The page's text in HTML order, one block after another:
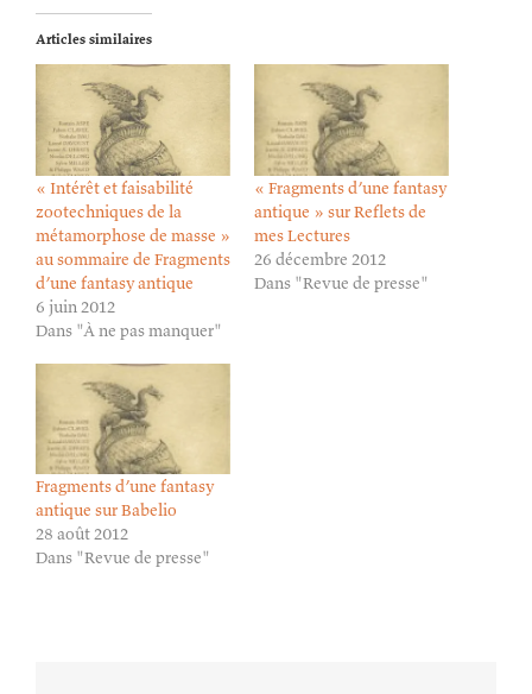
Articles similaires
« Intérêt et faisabilité
zootechniques de la
métamorphose de masse »
au sommaire de Fragments
d’une fantasy antique
6 juin 2012
Dans "À ne pas manquer"
« Fragments d’une fantasy
antique » sur Reflets de
mes Lectures
26 décembre 2012
Dans "Revue de presse"
Fragments d’une fantasy
antique sur Babelio
28 août 2012
Dans "Revue de presse"